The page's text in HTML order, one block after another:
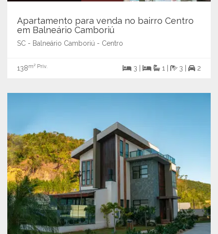
Apartamento para venda no bairro Centro
em Balneário Camboriú
SC - Balneário Camboriú - Centro
138m² Priv. 3 | 1 | 3 | 2